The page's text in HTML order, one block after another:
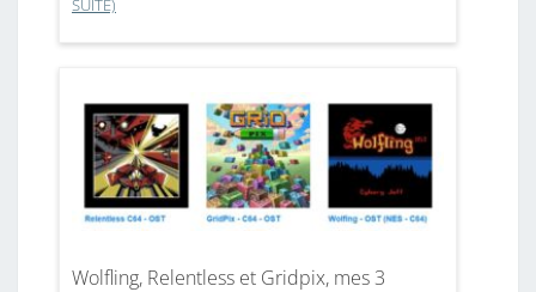
SUITE)
Wolfling, Relentless et Gridpix, mes 3